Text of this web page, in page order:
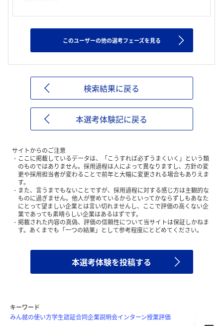
このユーザーの他の選考フェーズを見る
検索結果に戻る
本選考体験記に戻る
サイトからのご注意
ここに掲載しているデータは、「こうすれば必ずうまくいく」という類
のものではありません。採用過程は人によって異なりますし、方針の変
更や採用担当者が変わることで前年と大幅に変更される場合もありえま
す。
また、言うまでもないことですが、採用過程に対する感じ方は主観的な
ものに過ぎません。他人が誉めているからといってかならずしもあなた
にとって望ましい企業とは言い切れませんし、ここで評価の高くない企
業であっても素晴らしい企業はあるはずです。
掲載された内容の真偽、評価の信頼性について当サイトは保証しかねま
す。あくまでも「一つの結果」として参考程度にとどめてください。
本選考体験を投稿する
キーワード
みん就の使い方学生認証合同企業説明会インターン授業評価